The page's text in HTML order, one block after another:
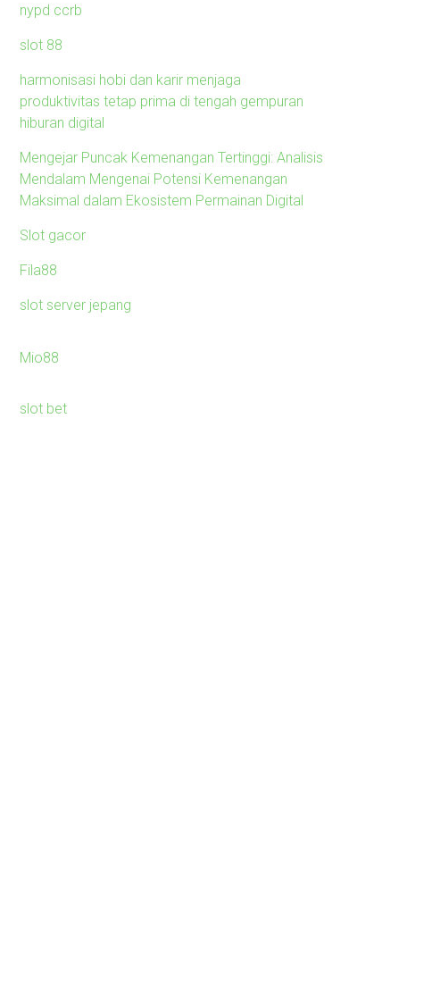
nypd ccrb
slot 88
harmonisasi hobi dan karir menjaga
produktivitas tetap prima di tengah gempuran
hiburan digital
Mengejar Puncak Kemenangan Tertinggi: Analisis
Mendalam Mengenai Potensi Kemenangan
Maksimal dalam Ekosistem Permainan Digital
Slot gacor
Fila88
slot server jepang
Mio88
slot bet